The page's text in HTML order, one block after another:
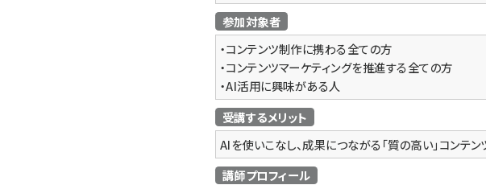
参加対象者
・コンテンツ制作に携わる全ての方
・コンテンツマーケティングを推進する全ての方
・AI活用に興味がある人
受講するメリット
AIを使いこなし、成果につながる「質の高い」コンテ
講師プロフィール